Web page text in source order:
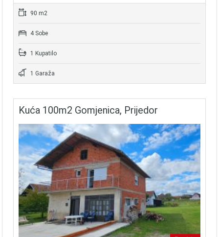
90 m2
4 Sobe
1 Kupatilo
1 Garaža
Kuća 100m2 Gomjenica, Prijedor